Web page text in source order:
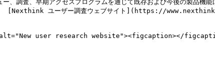
調査、早期アクセスプログラムを通じて既存および今後の製品機
。 [Nexthink ユーザー調査ウェブサイト](https://
user research website"><figcaption></